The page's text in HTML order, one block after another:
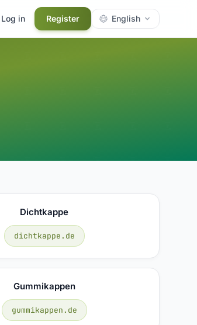
Log in Register English
Dichtkappe
dichtkappe.de
Gummikappen
gummikappen.de